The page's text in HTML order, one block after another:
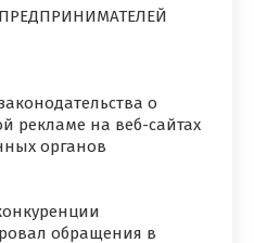
о
рекламе на веб-сайтах
органов
обращения в